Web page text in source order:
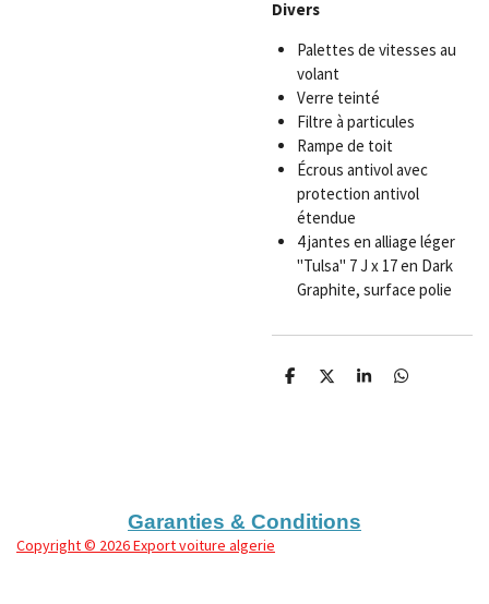
Divers
Palettes de vitesses au
volant
Verre teinté
Filtre à particules
Rampe de toit
Écrous antivol avec
protection antivol
étendue
4 jantes en alliage léger
"Tulsa" 7 J x 17 en Dark
Graphite, surface polie
P
P
P
P
Garanties & Conditions
Copyright© 2026 Export voiture algerie